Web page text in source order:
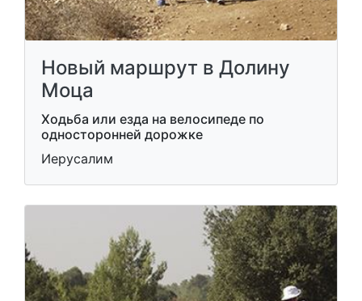
Новый маршрут в Долину
Моца
Ходьба или езда на велосипеде по
односторонней дорожке
Иерусалим